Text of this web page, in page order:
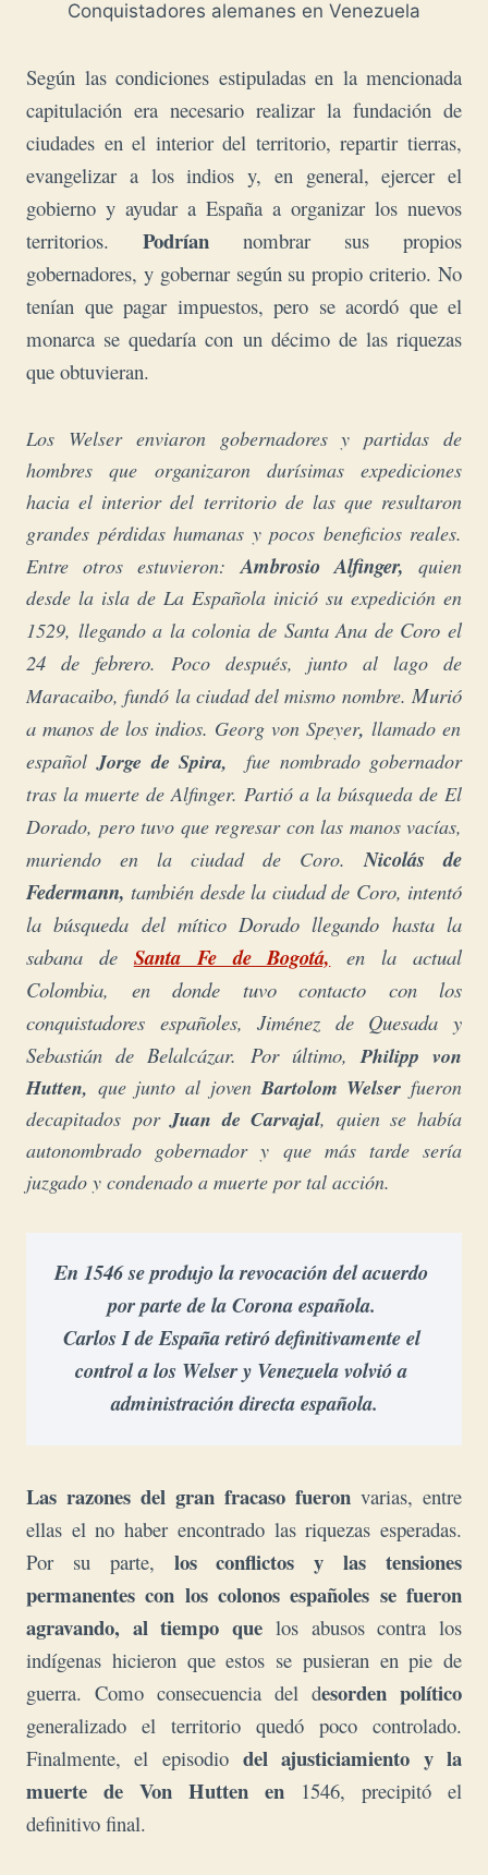
Conquistadores alemanes en Venezuela
Según las condiciones estipuladas en la mencionada
capitulación era necesario realizar la fundación de
ciudades en el interior del territorio, repartir tierras,
evangelizar a los indios y, en general, ejercer el
gobierno y ayudar a España a organizar los nuevos
territorios. Podrían nombrar sus propios
gobernadores, y gobernar según su propio criterio. No
tenían que pagar impuestos, pero se acordó que el
monarca se quedaría con un décimo de las riquezas
que obtuvieran.
Los Welser enviaron gobernadores y partidas de
hombres que organizaron durísimas expediciones
hacia el interior del territorio de las que resultaron
grandes pérdidas humanas y pocos beneficios reales.
Entre otros estuvieron:Ambrosio Alfinger,quien
desde la isla de La Española inició su expedición en
1529, llegando a la colonia de Santa Ana de Coro el
24 de febrero. Poco después, junto al lago de
Maracaibo, fundó la ciudad del mismo nombre. Murió
a manos de los indios. Georg von Speyer, llamado en
español Jorge de Spira,fue nombrado gobernador
tras la muerte de Alfinger. Partió a la búsqueda de El
Dorado, pero tuvo que regresar con las manos vacías,
muriendo en la ciudad de Coro.Nicolás de
Federmann, también desde la ciudad de Coro, intentó
la búsqueda del mítico Dorado llegando hasta la
sabana de Santa Fe de Bogotá, en la actual
Colombia, en donde tuvo contacto con los
conquistadores españoles, Jiménez de Quesada y
Sebastián de Belalcázar. Por último, Philipp von
Hutten, que junto al jovenBartolom Welserfueron
decapitados porJuan de Carvajal, quien se había
autonombrado gobernador y que más tarde sería
juzgado y condenado a muerte por tal acción.
En 1546 se produjo la revocación del acuerdo
Carlos I de España retiró definitivamente el
control a los Welser y Venezuela volvió a
administración directa española.
Las razones del gran fracaso fueron varias, entre
ellas el no haber encontrado las riquezas esperadas.
Por su parte, los conflictos y las tensiones
permanentes con los colonos españoles se fueron
agravando, al tiempo que los abusos contra los
indígenas hicieron que estos se pusieran en pie de
guerra. Como consecuencia del desorden político
generalizado el territorio quedó poco controlado.
Finalmente, el episodiodel ajusticiamiento y la
muerte de Von Hutten en 1546, precipitó el
definitivo final.